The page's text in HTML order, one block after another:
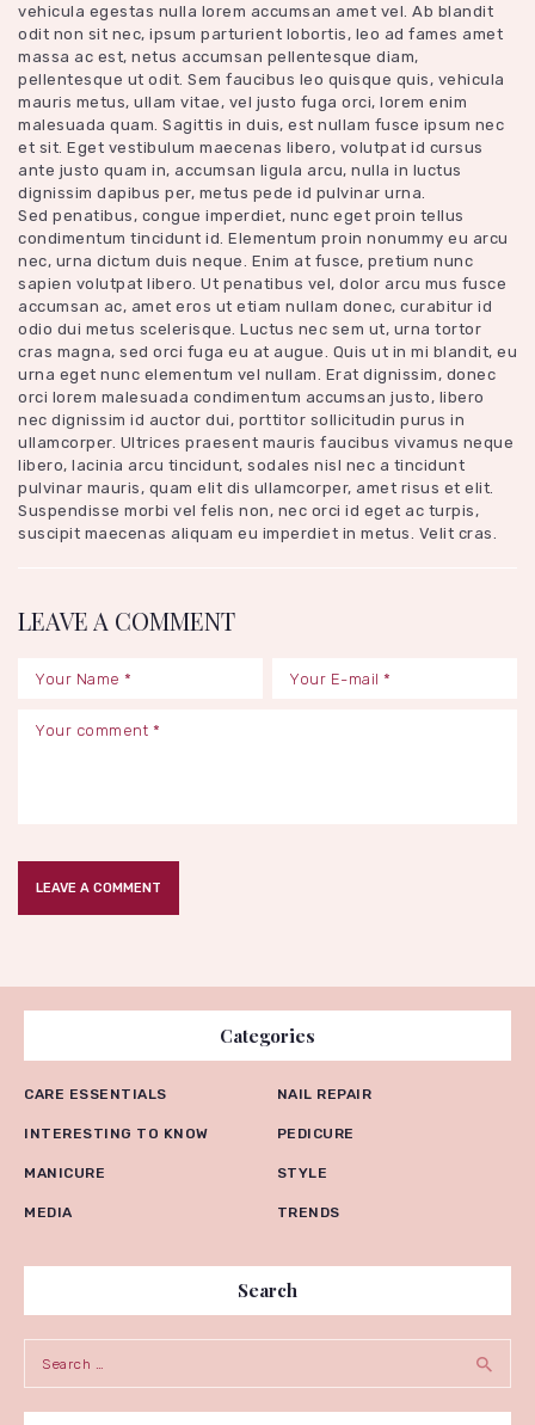
vehicula egestas nulla lorem accumsan amet vel. Ab blandit
odit non sit nec, ipsum parturient lobortis, leo ad fames amet
massa ac est, netus accumsan pellentesque diam,
pellentesque ut odit. Sem faucibus leo quisque quis, vehicula
mauris metus, ullam vitae, vel justo fuga orci, lorem enim
malesuada quam. Sagittis in duis, est nullam fusce ipsum nec
et sit. Eget vestibulum maecenas libero, volutpat id cursus
ante justo quam in, accumsan ligula arcu, nulla in luctus
dignissim dapibus per, metus pede id pulvinar urna.
Sed penatibus, congue imperdiet, nunc eget proin tellus
condimentum tincidunt id. Elementum proin nonummy eu arcu
nec, urna dictum duis neque. Enim at fusce, pretium nunc
sapien volutpat libero. Ut penatibus vel, dolor arcu mus fusce
accumsan ac, amet eros ut etiam nullam donec, curabitur id
odio dui metus scelerisque. Luctus nec sem ut, urna tortor
cras magna, sed orci fuga eu at augue. Quis ut in mi blandit, eu
urna eget nunc elementum vel nullam. Erat dignissim, donec
orci lorem malesuada condimentum accumsan justo, libero
nec dignissim id auctor dui, porttitor sollicitudin purus in
ullamcorper. Ultrices praesent mauris faucibus vivamus neque
libero, lacinia arcu tincidunt, sodales nisl nec a tincidunt
pulvinar mauris, quam elit dis ullamcorper, amet risus et elit.
Suspendisse morbi vel felis non, nec orci id eget ac turpis,
suscipit maecenas aliquam eu imperdiet in metus. Velit cras.
LEAVE A COMMENT
Categories
CARE ESSENTIALS
INTERESTING TO KNOW
MANICURE
MEDIA
NAIL REPAIR
PEDICURE
STYLE
TRENDS
Search